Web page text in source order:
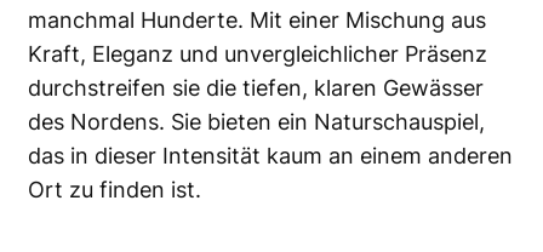
manchmal Hunderte. Mit einer Mischung aus
Kraft, Eleganz und unvergleichlicher Präsenz
durchstreifen sie die tiefen, klaren Gewässer
des Nordens. Sie bieten ein Naturschauspiel,
das in dieser Intensität kaum an einem anderen
Ort zu finden ist.